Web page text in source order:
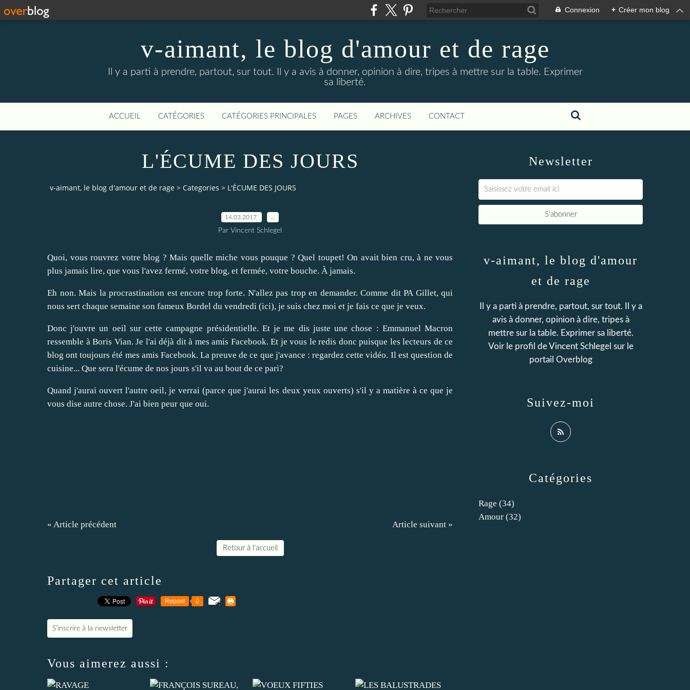
Connexion + Créer mon blog
v-aimant, le blog d'amour et de rage
Il y a parti à prendre, partout, sur tout. Il y a avis à donner, opinion à dire, tripes à mettre sur la table. Exprimer
sa liberté.
ACCUEIL CATÉGORIES CATÉGORIES PRINCIPALES PAGES ARCHIVES CONTACT
L'ÉCUME DES JOURS
v-aimant, le blog d'amour et de rage > Categories > L'ÉCUME DES JOURS
14.03.2017
Par Vincent Schlegel
Quoi, vous rouvrez votre blog ? Mais quelle miche vous pouque ? Quel toupet! On avait bien cru, à ne vous
plus jamais lire, que vous l'avez fermé, votre blog, et fermée, votre bouche. À jamais.
Eh non. Mais la procrastination est encore trop forte. N'allez pas trop en demander. Comme dit PA Gillet, qui
nous sert chaque semaine son fameux Bordel du vendredi (ici), je suis chez moi et je fais ce que je veux.
Donc j'ouvre un oeil sur cette campagne présidentielle. Et je me dis juste une chose : Emmanuel Macron
ressemble à Boris Vian. Je l'ai déjà dit à mes amis Facebook. Et je vous le redis donc puisque les lecteurs de ce
blog ont toujours été mes amis Facebook. La preuve de ce que j'avance : regardez cettevidéo. Il est question de
cuisine... Que sera l'écume de nos jours s'il va au bout de ce pari?
Quand j'aurai ouvert l'autre oeil, je verrai (parce que j'aurai les deux yeux ouverts) s'il y a matière à ce que je
vous dise autre chose. J'ai bien peur que oui.
« Article précédent Article suivant »
Retour à l'accueil
Partager cet article
Repost 0
S'inscrire à la newsletter
Vous aimerez aussi :
Newsletter
Catégories
Rage (34)
Amour (32)
v-aimant, le blog d'amour
et de rage
Il y a parti à prendre, partout, sur tout. Il y a
avis à donner, opinion à dire, tripes à
mettre sur la table. Exprimer sa liberté.
Voir le profil deVincent Schlegel sur le
portail Overblog
Suivez-moi